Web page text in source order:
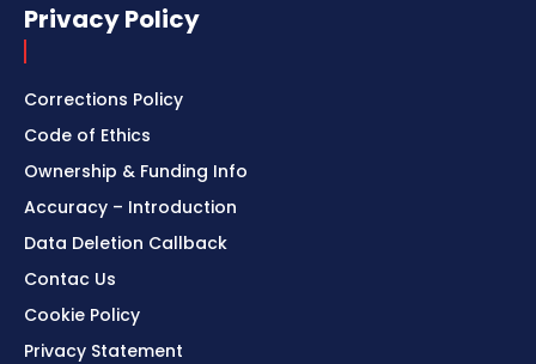
Privacy Policy
Corrections Policy
Code of Ethics
Ownership & Funding Info
Accuracy – Introduction
Data Deletion Callback
Contac Us
Cookie Policy
Privacy Statement